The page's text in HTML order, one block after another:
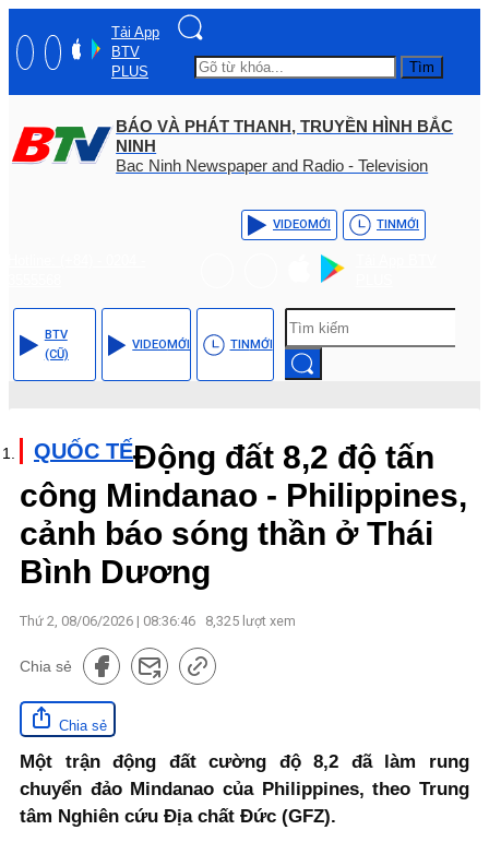
Tải App
BTV
PLUS
Tìm
BÁO VÀ PHÁT THANH, TRUYỀN HÌNH BẮC
NINH
Bac Ninh Newspaper and Radio - Television
VIDEOMỚI TINMỚI
BTV
(CŨ)
VIDEOMỚI TINMỚI
QUỐC TẾĐộng đất 8,2 độ tấn
công Mindanao - Philippines,
cảnh báo sóng thần ở Thái
Bình Dương
Thứ 2, 08/06/2026 | 08:36:46 8,325 lượt xem
Chia sẻ
Chia sẻ
Một trận động đất cường độ 8,2 đã làm rung
chuyển đảo Mindanao của Philippines, theo Trung
tâm Nghiên cứu Địa chất Đức (GFZ).